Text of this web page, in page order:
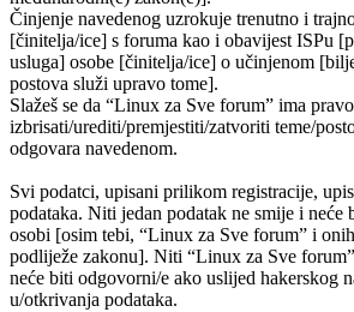
Činjenje navedenog uzrokuje trenutno i
[činitelja/ice] s foruma kao i obavijest ISPu
usluga] osobe [činitelja/ice] o učinjenom
postova služi upravo tome].
Slažeš se da “Linux za Sve forum” ima
izbrisati/urediti/premjestiti/zatvoriti teme/
odgovara navedenom.
Svi podatci, upisani prilikom registracije,
podataka. Niti jedan podatak ne smije i
osobi [osim tebi, “Linux za Sve forum” i
podliježe zakonu]. Niti “Linux za Sve
neće biti odgovorni/e ako uslijed hakerskog
u/otkrivanja podataka.